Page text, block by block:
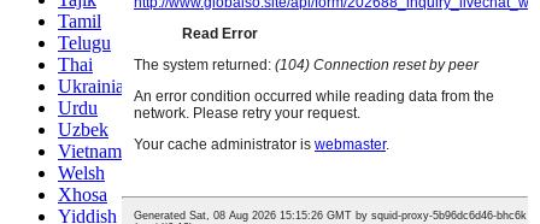
Tamil
Telugu
Thai
Ukrainian
Urdu
Uzbek
Vietnamese
Welsh
Xhosa
Yiddish